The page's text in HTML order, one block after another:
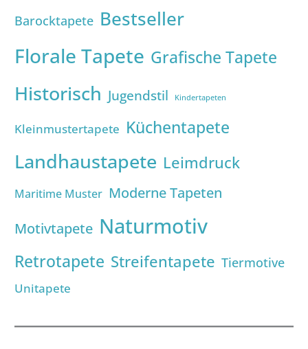
Barocktapete Bestseller
Florale Tapete Grafische Tapete
Historisch Jugendstil Kindertapeten
Kleinmustertapete Küchentapete
Landhaustapete Leimdruck
Maritime Muster Moderne Tapeten
Motivtapete Naturmotiv
Retrotapete Streifentapete Tiermotive
Unitapete